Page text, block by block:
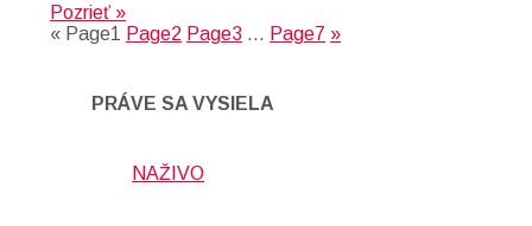
Pozrieť »
« Page1 Page2 Page3 … Page7 »
PRÁVE SA VYSIELA
NAŽIVO